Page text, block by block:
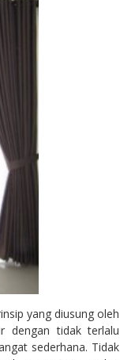
yang diusung oleh
dengan tidak terlalu
sederhana. Tidak